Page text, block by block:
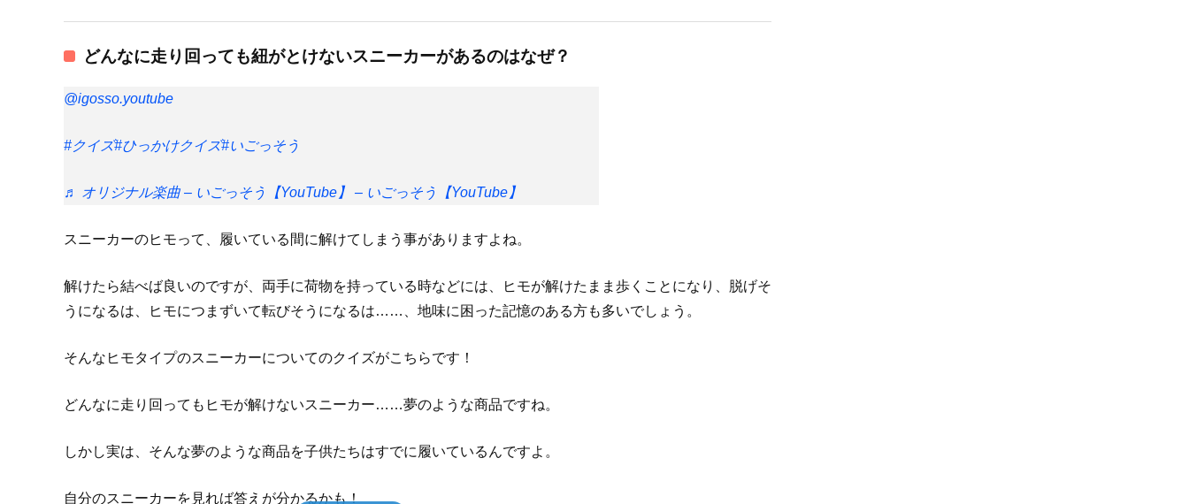
どんなに走り回っても紐がとけないスニーカーがあるのはなぜ？
@igosso.youtube
#クイズ#ひっかけクイズ#いごっそう
♬ オリジナル楽曲 – いごっそう【YouTube】 – いごっそう【YouTube】
スニーカーのヒモって、履いている間に解けてしまう事がありますよね。
解けたら結べば良いのですが、両手に荷物を持っている時などには、ヒモが解けたまま歩くことになり、脱げそ
うになるは、ヒモにつまずいて転びそうになるは……、地味に困った記憶のある方も多いでしょう。
そんなヒモタイプのスニーカーについてのクイズがこちらです！
どんなに走り回ってもヒモが解けないスニーカー……夢のような商品ですね。
しかし実は、そんな夢のような商品を子供たちはすでに履いているんですよ。
自分のスニーカーを見れば答えが分かるかも！